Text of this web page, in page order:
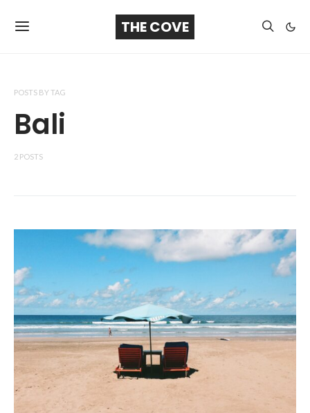
THE COVE
POSTS BY TAG
Bali
2 POSTS